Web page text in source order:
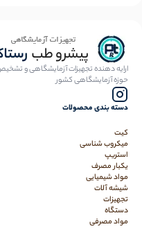
حوزه آزمایشگاهی کشور
دسته بندی محصولات
کیت
میکروب شناسی
استریپ
یکبار مصرف
مواد شیمیایی
شیشه آلات
تجهیزات
دستگاه
مواد مصرفی